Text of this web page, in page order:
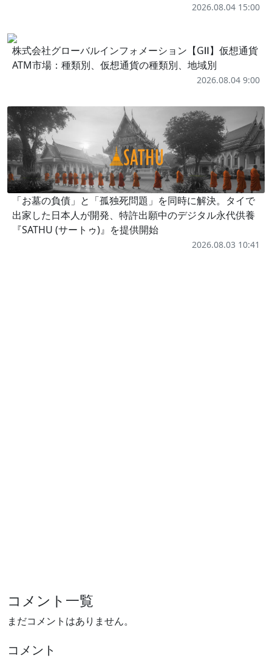
2026.08.04 15:00
株式会社グローバルインフォメーション【GⅡ】仮想通貨
ATM市場：種類別、仮想通貨の種類別、地域別
2026.08.04 9:00
「お墓の負債」と「孤独死問題」を同時に解決。タイで
出家した日本人が開発、特許出願中のデジタル永代供養
『SATHU (サートゥ)』を提供開始
2026.08.03 10:41
コメント一覧
まだコメントはありません。
コメント